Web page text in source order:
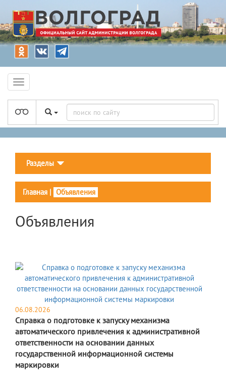
Разделы
Главная | Объявления
Объявления
06.08.2026
Справка о подготовке к запуску механизма
автоматического привлечения к административной
ответственности на основании данных
государственной информационной системы
маркировки